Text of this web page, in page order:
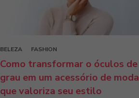
BELEZA FASHION
Como transformar o óculos de
grau em um acessório de moda
que valoriza seu estilo